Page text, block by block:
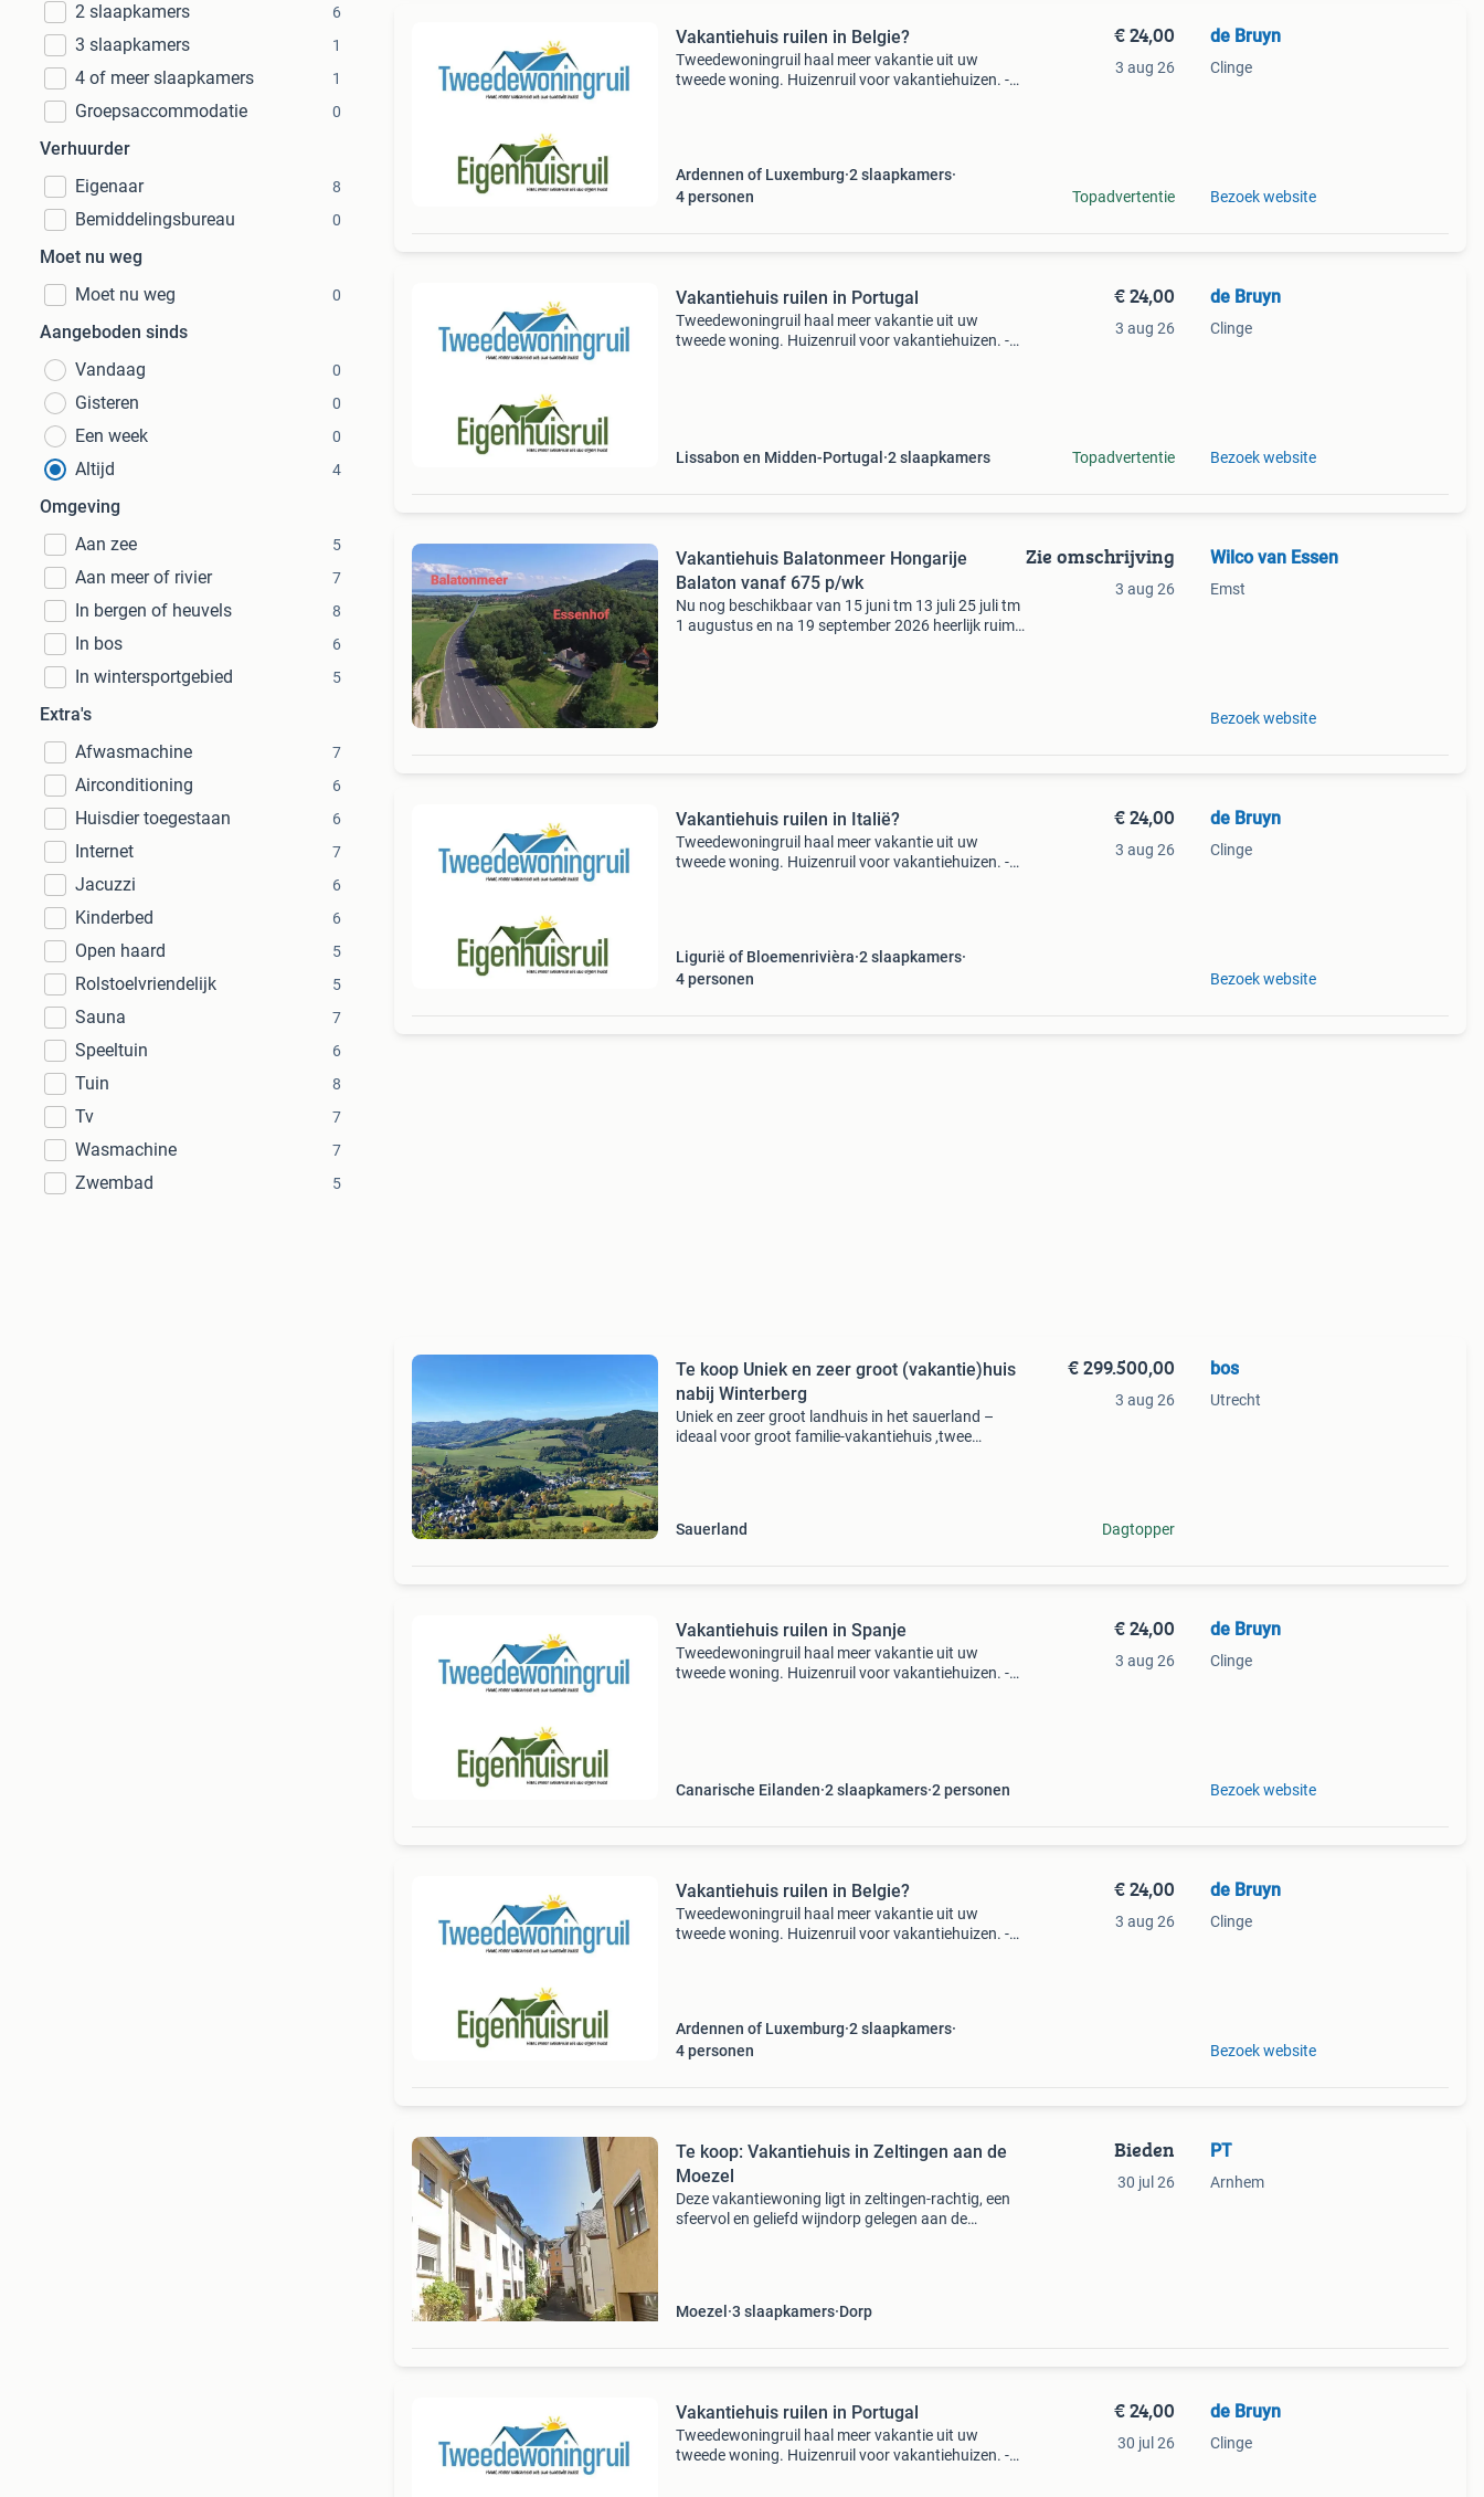
2 slaapkamers 6
3 slaapkamers 1
4 of meer slaapkamers 1
Groepsaccommodatie 0
Verhuurder
Eigenaar
8
Bemiddelingsbureau 0
Moet nu weg
Moet nu weg
0
Aangeboden sinds
Vandaag
0
Gisteren 0
Een week 0
Altijd 4
Omgeving
Aan zee
5
Aan meer of rivier 7
In bergen of heuvels 8
In bos 6
In wintersportgebied 5
Extra's
Afwasmachine
7
Airconditioning 6
Huisdier toegestaan 6
Internet 7
Jacuzzi 6
Kinderbed 6
Open haard 5
Rolstoelvriendelijk 5
Sauna 7
Speeltuin 6
Tuin 8
Tv 7
Wasmachine 7
Zwembad 5
Vakantiehuis ruilen in Belgie?
Tweedewoningruil haal meer vakantie uit uw
tweede woning. Huizenruil voor vakantiehuizen. -
Ardennen of Luxemburg 2 slaapkamers
4personen
€ 24,00
3 aug 26
Topadvertentie
de Bruyn
Clinge
Bezoek website
Vakantiehuis ruilen in Portugal
Tweedewoningruil haal meer vakantie uit uw
tweede woning. Huizenruil voor vakantiehuizen. -
Lissabon en Midden-Portugal 2 slaapkamers
€ 24,00
3 aug 26
Topadvertentie
de Bruyn
Clinge
Bezoek website
Vakantiehuis Balatonmeer Hongarije
Balaton vanaf 675 p/wk
Nu nog beschikbaar van 15 juni tm 13 juli 25 juli tm
1 augustus en na 19 september 2026 heerlijk ruime
Zie omschrijving
3 aug 26
Wilco van Essen
Emst
Bezoek website
Vakantiehuis ruilen in Italië?
Tweedewoningruil haal meer vakantie uit uw
tweede woning. Huizenruil voor vakantiehuizen. -
Ligurië of Bloemenrivièra 2 slaapkamers
4personen
€ 24,00
3 aug 26
de Bruyn
Clinge
Bezoek website
Te koop Uniek en zeer groot (vakantie)huis
nabij Winterberg
Uniek en zeer groot landhuis in het sauerland –
ideaal voor groot familie-vakantiehuis ,twee
Sauerland
€ 299.500,00
3 aug 26
Dagtopper
bos
Utrecht
Vakantiehuis ruilen in Spanje
Tweedewoningruil haal meer vakantie uit uw
tweede woning. Huizenruil voor vakantiehuizen. -
Canarische Eilanden 2 slaapkamers 2personen
€ 24,00
3 aug 26
de Bruyn
Clinge
Bezoek website
Vakantiehuis ruilen in Belgie?
Tweedewoningruil haal meer vakantie uit uw
tweede woning. Huizenruil voor vakantiehuizen. -
Ardennen of Luxemburg 2 slaapkamers
4personen
€ 24,00
3 aug 26
de Bruyn
Clinge
Bezoek website
Te koop: Vakantiehuis in Zeltingen aan de
Moezel
Deze vakantiewoning ligt in zeltingen-rachtig, een
sfeervol en geliefd wijndorp gelegen aan de
Moezel 3 slaapkamers Dorp
Bieden
30 jul 26
PT
Arnhem
Vakantiehuis ruilen in Portugal
Tweedewoningruil haal meer vakantie uit uw
tweede woning. Huizenruil voor vakantiehuizen. -
€ 24,00
30 jul 26
de Bruyn
Clinge